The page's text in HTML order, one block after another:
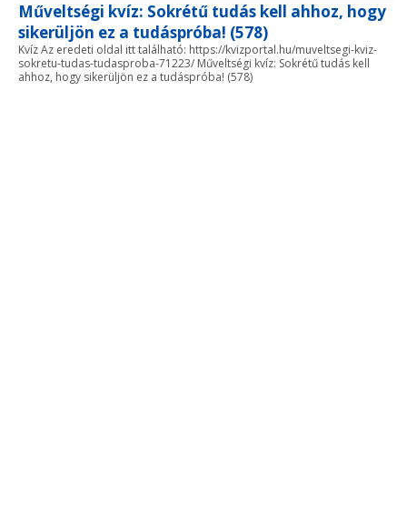
Műveltségi kvíz: Sokrétű tudás kell ahhoz, hogy
sikerüljön ez a tudáspróba! (578)
Kvíz Az eredeti oldal itt található: https://kvizportal.hu/muveltsegi-kviz-
sokretu-tudas-tudasproba-71223/ Műveltségi kvíz: Sokrétű tudás kell
ahhoz, hogy sikerüljön ez a tudáspróba! (578)